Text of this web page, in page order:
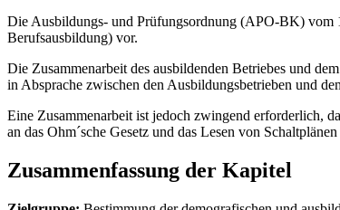
Die Ausbildungs- und Prüfungsordnung (APO-BK) vom
Berufsausbildung) vor.
Die Zusammenarbeit des ausbildenden Betriebes und
in Absprache zwischen den Ausbildungsbetrieben und
Eine Zusammenarbeit ist jedoch zwingend erforderlich,
an das Ohm´sche Gesetz und das Lesen von
Zusammenfassung der Kapitel